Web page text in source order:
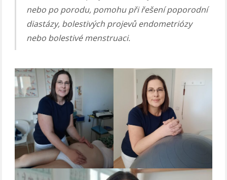
nebo po porodu, pomohu při řešení poporodní
diastázy, bolestivých projevů endometriózy
nebo bolestivé menstruaci.